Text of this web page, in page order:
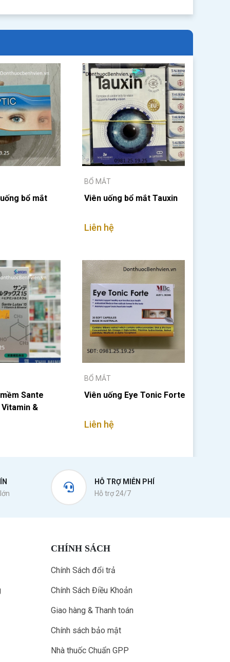
bổ mắt
BỔ MẮT
Viên uống bổ mắt Tauxin
Liên hệ
Sante
&
BỔ MẮT
Viên uống Eye Tonic Forte
Liên hệ
HỖ TRỢ MIỄN PHÍ
Hỗ trợ 24/7
CHÍNH SÁCH
Chính Sách đổi trả
Chính Sách Điều Khoản
Giao hàng & Thanh toán
Chính sách bảo mật
Nhà thuốc Chuẩn GPP